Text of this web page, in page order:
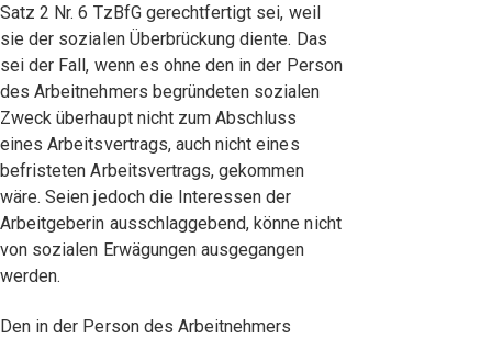
Satz 2 Nr. 6 TzBfG gerechtfertigt sei, weil
sie der sozialen Überbrückung diente. Das
sei der Fall, wenn es ohne den in der Person
des Arbeitnehmers begründeten sozialen
Zweck überhaupt nicht zum Abschluss
eines Arbeitsvertrags, auch nicht eines
befristeten Arbeitsvertrags, gekommen
wäre. Seien jedoch die Interessen der
Arbeitgeberin ausschlaggebend, könne nicht
von sozialen Erwägungen ausgegangen
werden.
Den in der Person des Arbeitnehmers